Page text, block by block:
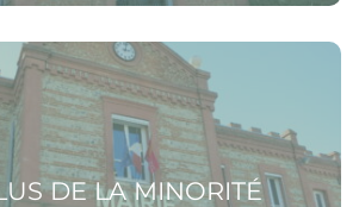
DE LA MINORITÉ
de la minorité